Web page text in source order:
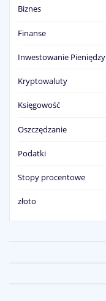
Biznes
Finanse
Inwestowanie Pieniędzy
Kryptowaluty
Księgowość
Oszczędzanie
Podatki
Stopy procentowe
złoto